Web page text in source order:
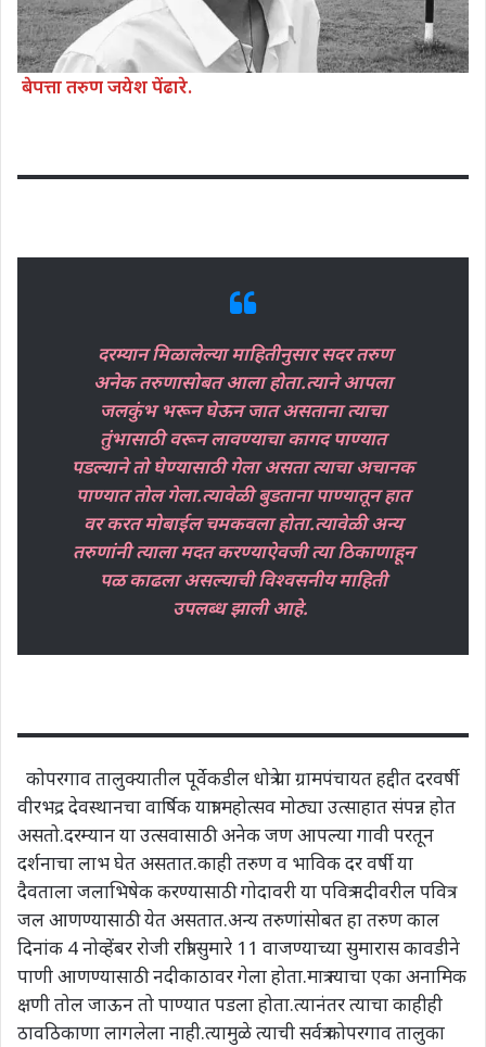
बेपत्ता तरुण जयेश पेंढारे.
दरम्यान मिळालेल्या माहितीनुसार सदर तरुण
अनेक तरुणासोबत आला होता.त्याने आपला
जलकुंभ भरून घेऊन जात असताना त्याचा
तुंभासाठी वरून लावण्याचा कागद पाण्यात
पडल्याने तो घेण्यासाठी गेला असता त्याचा अचानक
पाण्यात तोल गेला.त्यावेळी बुडताना पाण्यातून हात
वर करत मोबाईल चमकवला होता.त्यावेळी अन्य
तरुणांनी त्याला मदत करण्याऐवजी त्या ठिकाणाहून
पळ काढला असल्याची विश्वसनीय माहिती
उपलब्ध झाली आहे.
कोपरगाव तालुक्यातील पूर्वेकडील धोत्रे या ग्रामपंचायत हद्दीत दरवर्षी
वीरभद्र देवस्थानचा वार्षिक यात्रा महोत्सव मोठ्या उत्साहात संपन्न होत
असतो.दरम्यान या उत्सवासाठी अनेक जण आपल्या गावी परतून
दर्शनाचा लाभ घेत असतात.काही तरुण व भाविक दर वर्षी या
दैवताला जलाभिषेक करण्यासाठी गोदावरी या पवित्र नदीवरील पवित्र
जल आणण्यासाठी येत असतात.अन्य तरुणांसोबत हा तरुण काल
दिनांक 4 नोव्हेंबर रोजी रात्री सुमारे 11 वाजण्याच्या सुमारास कावडीने
पाणी आणण्यासाठी नदीकाठावर गेला होता.मात्र त्याचा एका अनामिक
क्षणी तोल जाऊन तो पाण्यात पडला होता.त्यानंतर त्याचा काहीही
ठावठिकाणा लागलेला नाही.त्यामुळे त्याची सर्वत्र कोपरगाव तालुका